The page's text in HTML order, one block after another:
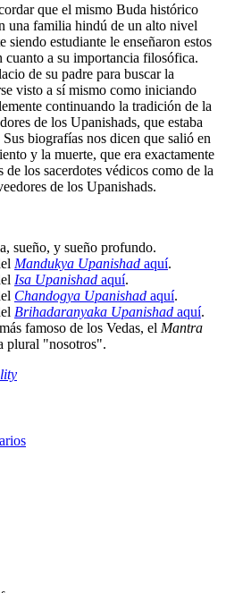
que el mismo Buda histórico
una familia hindú de un alto nivel
siendo estudiante le enseñaron estos
cuanto a su importancia filosófica.
de su padre para buscar la
visto a sí mismo como iniciando
continuando la tradición de la
de los Upanishads, que estaba
biografías nos dicen que salió en
y la muerte, que era exactamente
los sacerdotes védicos como de la
de los Upanishads.
sueño, y sueño profundo.
Mandukya Upanishad aquí.
Isa Upanishad aquí.
Chandogya Upanishad aquí.
Brihadaranyaka Upanishad aquí.
famoso de los Vedas, el Mantra
plural "nosotros".